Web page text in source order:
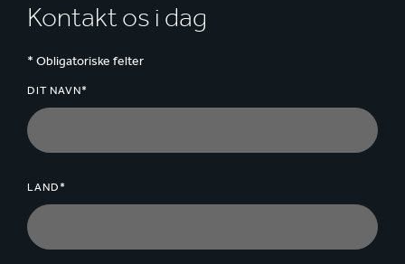
Kontakt os i dag
* Obligatoriske felter
DIT NAVN*
LAND*